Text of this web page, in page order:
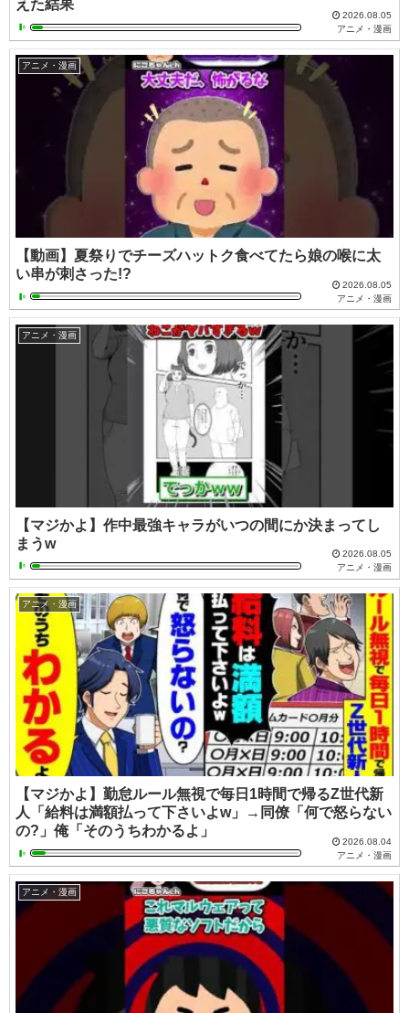
えた結果
2026.08.05
アニメ・漫画
アニメ・漫画
【動画】夏祭りでチーズハットク食べてたら娘の喉に太
い串が刺さった!?
2026.08.05
アニメ・漫画
アニメ・漫画
【マジかよ】作中最強キャラがいつの間にか決まってし
まうw
2026.08.05
アニメ・漫画
アニメ・漫画
【マジかよ】勤怠ルール無視で毎日1時間で帰るZ世代新
人「給料は満額払って下さいよw」→同僚「何で怒らない
の?」俺「そのうちわかるよ」
2026.08.04
アニメ・漫画
アニメ・漫画